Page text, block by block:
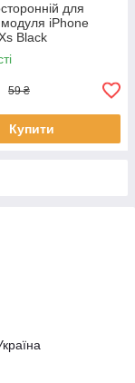
для
модуля iPhone
Black
59 ₴
Купити